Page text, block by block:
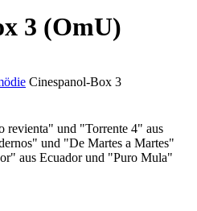
3 (OmU)
Cinespanol-Box 3
revienta" und "Torrente 4" aus
und "De Martes a Martes"
aus Ecuador und "Puro Mula"